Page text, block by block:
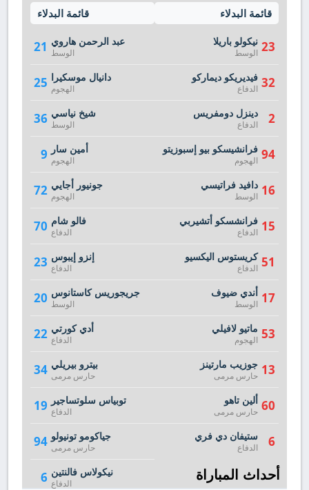
قائمة البدلاء
21 عبد الرحمن هاروي
الوسط
25 دانيال موسكيرا
الهجوم
36 شيخ نياسي
الوسط
9 أمين سار
الهجوم
72 جونيور أجايي
الهجوم
70 فالو شام
الدفاع
23 إنزو إيبوس
الدفاع
20 جريجوريس كاستانوس
الوسط
22 أدي كورتي
الدفاع
34 بيترو بيريلي
حارس مرمى
19 توبياس سلوتساجير
الدفاع
94 جياكومو تونيولو
حارس مرمى
6 نيكولاس فالنتين
الدفاع
قائمة البدلاء
23 نيكولو باريلا
الوسط
32 فيديريكو ديماركو
الدفاع
2 دينزل دومفريس
الدفاع
94 فرانشيسكو بيو إسبوزيتو
الهجوم
16 دافيد فراتيسي
الوسط
15 فرانشسكو أتشيربي
الدفاع
51 كريستوس اليكسيو
الدفاع
17 أندي ضيوف
الوسط
53 ماتيو لافيلي
الهجوم
13 جوزيب مارتينز
حارس مرمى
60 ألين تاهو
حارس مرمى
6 ستيفان دي فري
الدفاع
أحداث المباراة